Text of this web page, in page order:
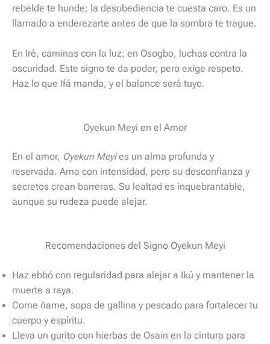
rebelde te hunde; la desobediencia te cuesta caro. Es un
llamado a enderezarte antes de que la sombra te trague.
En Iré, caminas con la luz; en Osogbo, luchas contra la
oscuridad. Este signo te da poder, pero exige respeto.
Haz lo que Ifá manda, y el balance será tuyo.
Oyekun Meyi en el Amor
En el amor, Oyekun Meyies un alma profunda y
reservada. Ama con intensidad, pero su desconfianza y
secretos crean barreras. Su lealtad es inquebrantable,
aunque su rudeza puede alejar.
Recomendaciones del Signo Oyekun Meyi
Haz ebbó con regularidad para alejar a Ikú y mantener la
muerte a raya.
Come ñame, sopa de gallina y pescado para fortalecer tu
cuerpo y espíritu.
Lleva un gurito con hierbas de Osain en la cintura para